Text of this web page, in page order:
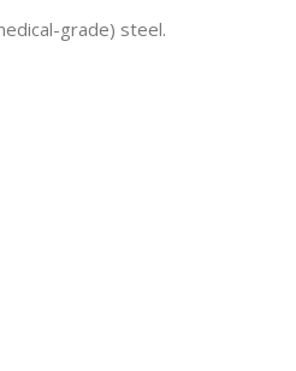
grade) steel.